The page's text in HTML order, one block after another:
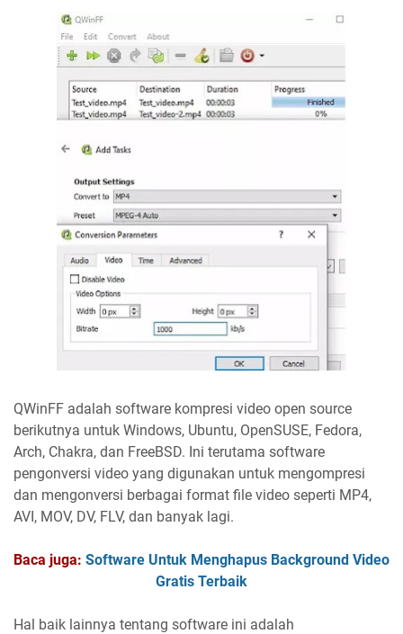
QWinFF adalah software kompresi video open source
berikutnya untuk Windows, Ubuntu, OpenSUSE, Fedora,
Arch, Chakra, dan FreeBSD. Ini terutama software
pengonversi video yang digunakan untuk mengompresi
dan mengonversi berbagai format file video seperti MP4,
AVI, MOV, DV, FLV, dan banyak lagi.
Baca juga: Software Untuk Menghapus Background Video
Gratis Terbaik
Hal baik lainnya tentang software ini adalah